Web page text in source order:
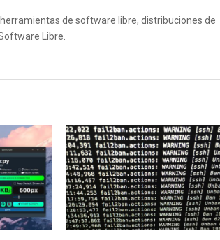
de software libre, distribuciones de
Libre.